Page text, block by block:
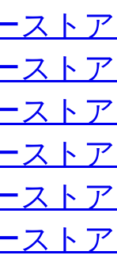
スト
スト
スト
スト
スト
スト